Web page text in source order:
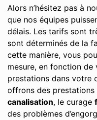
Alors n’hésitez pas à
que nos équipes
délais. Les tarifs sont
sont déterminés de la
cette manière, vous
mesure, en fonction
prestations dans votre
offrons des prestations
canalisation, le curage
des problèmes